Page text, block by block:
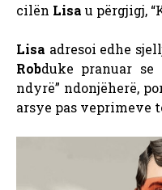
cilën Lisa u përgjigj,
Lisa adresoi edhe
Robduke pranuar
ndyrë” ndonjëherë,
arsye pas veprimeve